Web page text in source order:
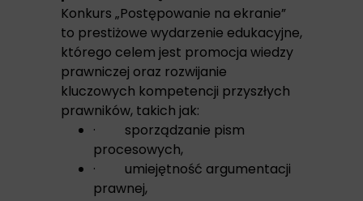
Konkurs „Postępowanie na ekranie”
to prestiżowe wydarzenie edukacyjne,
którego celem jest promocja wiedzy
prawniczej oraz rozwijanie
kluczowych kompetencji przyszłych
prawników, takich jak:
· sporządzanie pism
procesowych,
· umiejętność argumentacji
prawnej,